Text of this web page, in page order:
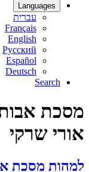
Languages
עברית
Français
English
Русский
Español
Deutsch
Search
מסכת
אורי שרקי
למהות מסכת